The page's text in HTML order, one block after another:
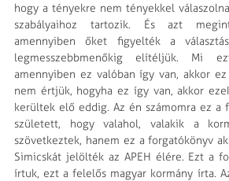
hogy a tényekre nem tényekkel
szabályaihoz tartozik. És azt
amennyiben őket figyelték a
legmesszebbmenőkig elítéljük. Mi
amennyiben ez valóban így van, akkor
nem értjük, hogyha ez így van, akkor
kerültek elő eddig. Az én számomra ez a
született, hogy valahol, valakik a
szövetkeztek, hanem ez a forgatókönyv
Simicskát jelölték az APEH élére. Ezt a
írtuk, ezt a felelős magyar kormány írta.